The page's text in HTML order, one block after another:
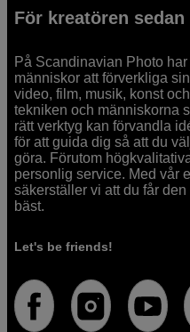
För kreatören sedan
På Scandinavian Photo
människor att förverkliga
video, film, musik, konst
tekniken och människorna
rätt verktyg kan förvandla
för att guida dig så att du
göra. Förutom
personlig service. Med vår
säkerställer vi att du får
bäst.
Let's be friends!